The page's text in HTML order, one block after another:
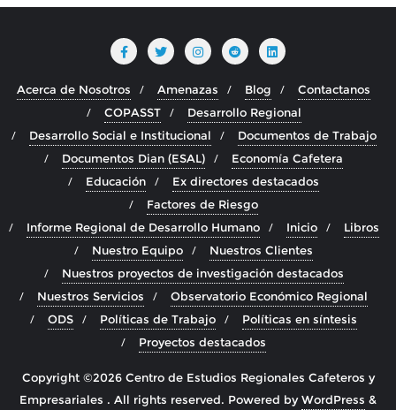
Acerca de Nosotros Amenazas Blog
Contactanos
COPASST
Desarrollo Regional
Desarrollo Social e Institucional
Documentos de Trabajo
Documentos Dian (ESAL)
Economía Cafetera
Educación
Ex directores destacados
Factores de Riesgo
Informe Regional de Desarrollo Humano
Inicio
Libros
Nuestro Equipo
Nuestros Clientes
Nuestros proyectos de investigación destacados
Nuestros Servicios
Observatorio Económico Regional
ODS
Políticas de Trabajo
Políticas en síntesis
Proyectos destacados
Copyright ©2026 Centro de Estudios Regionales Cafeteros y
Empresariales . All rights reserved. Powered byWordPress &